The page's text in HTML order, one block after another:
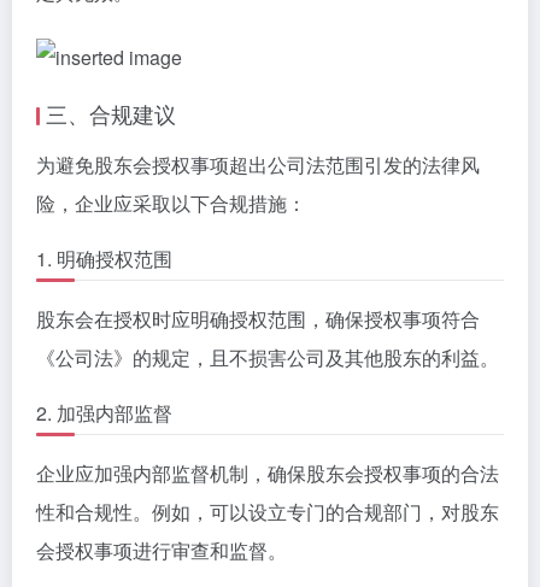
三、合规建议
为避免股东会授权事项超出公司法范围引发的法律风
险，企业应采取以下合规措施：
1. 明确授权范围
股东会在授权时应明确授权范围，确保授权事项符合
《公司法》的规定，且不损害公司及其他股东的利益。
2. 加强内部监督
企业应加强内部监督机制，确保股东会授权事项的合法
性和合规性。例如，可以设立专门的合规部门，对股东
会授权事项进行审查和监督。